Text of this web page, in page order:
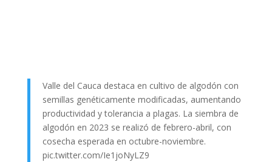
Valle del Cauca destaca en cultivo de algodón con
semillas genéticamente modificadas, aumentando
productividad y tolerancia a plagas. La siembra de
algodón en 2023 se realizó de febrero-abril, con
cosecha esperada en octubre-noviembre.
pic.twitter.com/Ie1joNyLZ9